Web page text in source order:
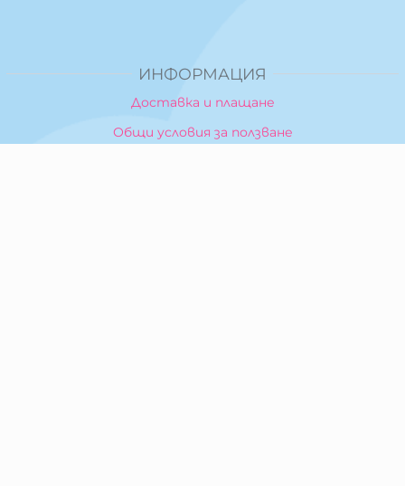
ИНФОРМАЦИЯ
Доставка и плащане
Общи условия за ползване